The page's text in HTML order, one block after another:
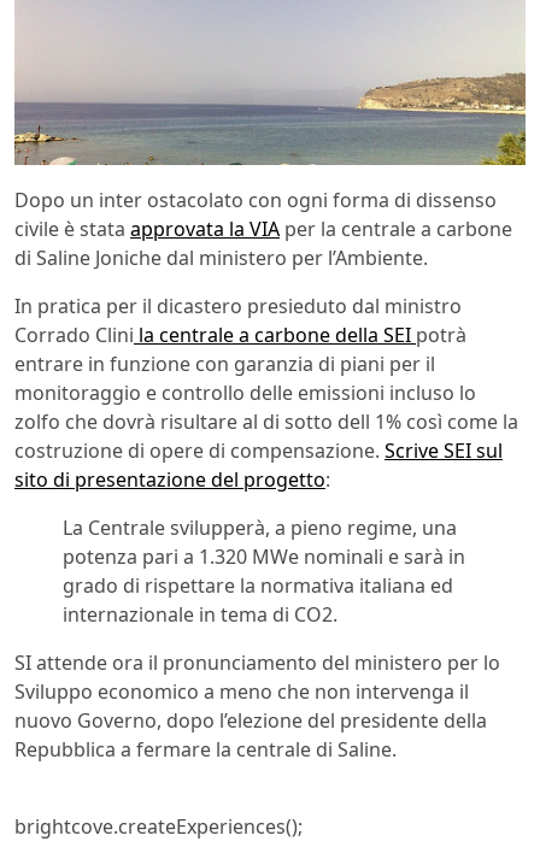
Dopo un inter ostacolato con ogni forma di dissenso
civile è stata approvata la VIA per la centrale a carbone
di Saline Joniche dal ministero per l’Ambiente.
In pratica per il dicastero presieduto dal ministro
Corrado Clini la centrale a carbone della SEI potrà
entrare in funzione con garanzia di piani per il
monitoraggio e controllo delle emissioni incluso lo
zolfo che dovrà risultare al di sotto dell 1% così come la
costruzione di opere di compensazione. Scrive SEI sul
sito di presentazione del progetto:
La Centrale svilupperà, a pieno regime, una
potenza pari a 1.320 MWe nominali e sarà in
grado di rispettare la normativa italiana ed
internazionale in tema di CO2.
SI attende ora il pronunciamento del ministero per lo
Sviluppo economico a meno che non intervenga il
nuovo Governo, dopo l’elezione del presidente della
Repubblica a fermare la centrale di Saline.
brightcove.createExperiences();